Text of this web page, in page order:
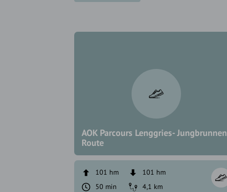
AOK Parcours Lenggries- Jungbrunnen
Route
101 hm
101 hm
50 min
4,1 km